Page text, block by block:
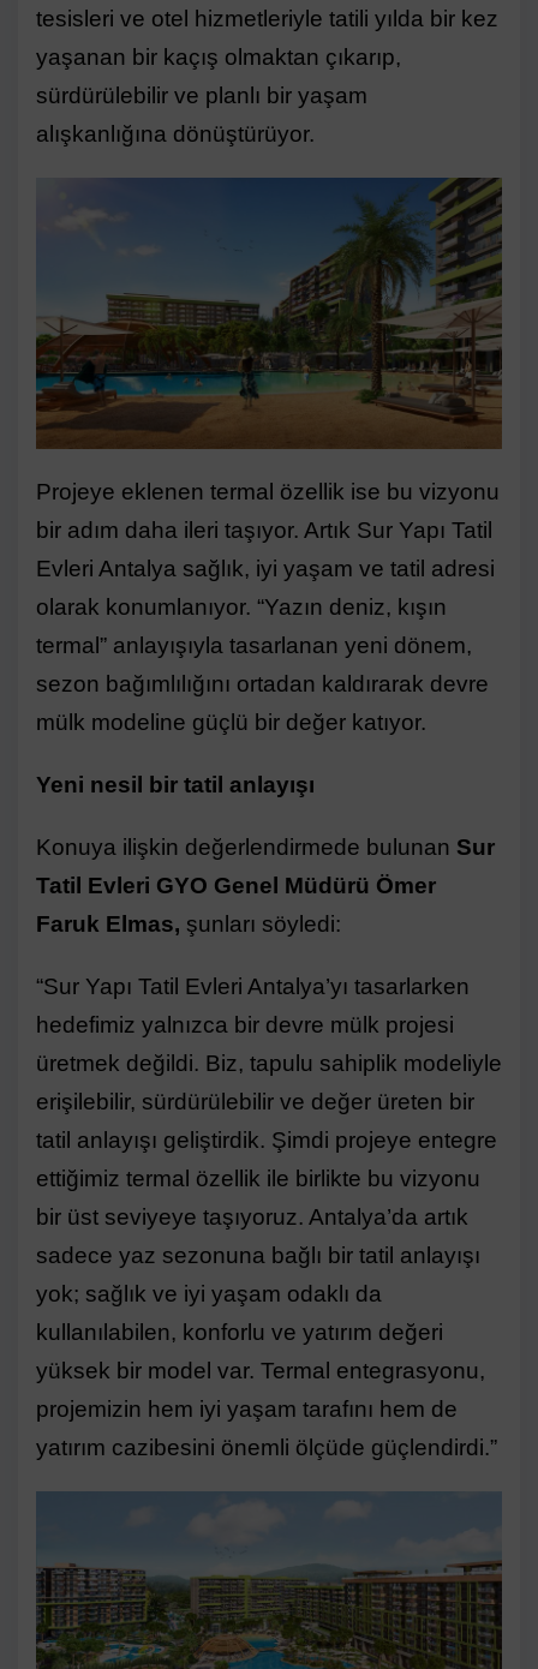
tesisleri ve otel hizmetleriyle tatili yılda bir kez
yaşanan bir kaçış olmaktan çıkarıp,
sürdürülebilir ve planlı bir yaşam
alışkanlığına dönüştürüyor.
Projeye eklenen termal özellik ise bu vizyonu
bir adım daha ileri taşıyor. Artık Sur Yapı Tatil
Evleri Antalya sağlık, iyi yaşam ve tatil adresi
olarak konumlanıyor. “Yazın deniz, kışın
termal” anlayışıyla tasarlanan yeni dönem,
sezon bağımlılığını ortadan kaldırarak devre
mülk modeline güçlü bir değer katıyor.
Yeni nesil bir tatil anlayışı
Konuya ilişkin değerlendirmede bulunan Sur
Tatil Evleri GYO Genel Müdürü Ömer
Faruk Elmas, şunları söyledi:
“Sur Yapı Tatil Evleri Antalya’yı tasarlarken
hedefimiz yalnızca bir devre mülk projesi
üretmek değildi. Biz, tapulu sahiplik modeliyle
erişilebilir, sürdürülebilir ve değer üreten bir
tatil anlayışı geliştirdik. Şimdi projeye entegre
ettiğimiz termal özellik ile birlikte bu vizyonu
bir üst seviyeye taşıyoruz. Antalya’da artık
sadece yaz sezonuna bağlı bir tatil anlayışı
yok; sağlık ve iyi yaşam odaklı da
kullanılabilen, konforlu ve yatırım değeri
yüksek bir model var. Termal entegrasyonu,
projemizin hem iyi yaşam tarafını hem de
yatırım cazibesini önemli ölçüde güçlendirdi.”